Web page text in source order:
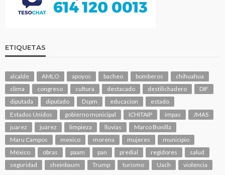
ETIQUETAS
alcalde AMLO apoyos bacheo bomberos
chihuahua
clima
congreso cultura destacado destilichadero
DIF
diputada
diputado Dspm educacion
estado
Estados Unidos
gobierno municipal ICHITAIP impas
JMAS
juarez
juárez limpieza lluvias
Marco Bonilla
Maru Campos
mexico morena mujeres
municipio
México
obras paam pan predial regidores
salud
seguridad
sheinbaum Trump turismo Uach violencia